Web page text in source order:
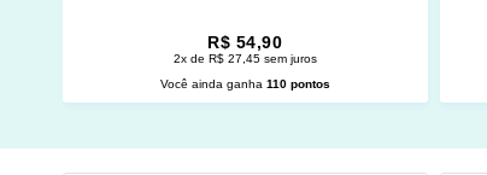
R$ 54,90
2x de R$ 27,45 sem juros
Você ainda ganha 110 pontos